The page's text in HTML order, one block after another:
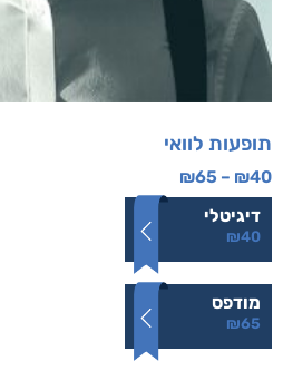
תופעות לוואי
₪40
–
₪65
דיגיטלי
₪40
מודפס
₪65